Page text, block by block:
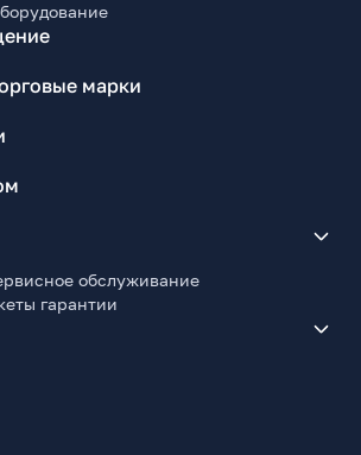
марки
обслуживание
гарантии